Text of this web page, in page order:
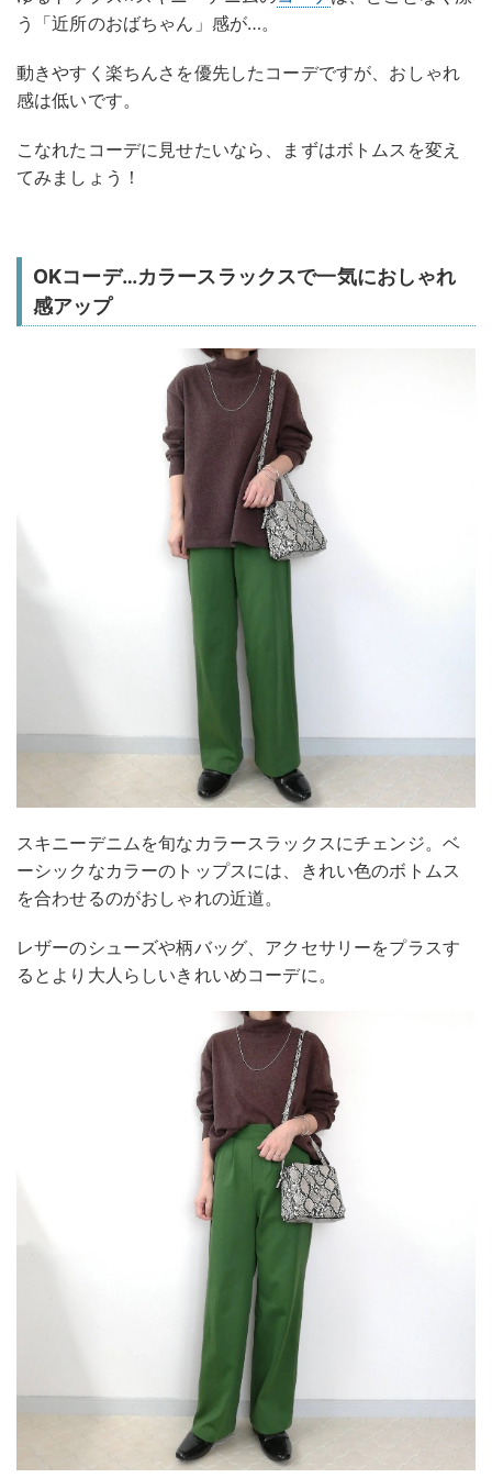
う「近所のおばちゃん」感が…。
動きやすく楽ちんさを優先したコーデですが、おしゃれ
感は低いです。
こなれたコーデに見せたいなら、まずはボトムスを変え
てみましょう！
OKコーデ…カラースラックスで一気におしゃれ
感アップ
スキニーデニムを旬なカラースラックスにチェンジ。ベ
ーシックなカラーのトップスには、きれい色のボトムス
を合わせるのがおしゃれの近道。
レザーのシューズや柄バッグ、アクセサリーをプラスす
るとより大人らしいきれいめコーデに。